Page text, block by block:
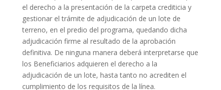
el derecho a la presentación de la carpeta crediticia y
gestionar el trámite de adjudicación de un lote de
terreno, en el predio del programa, quedando dicha
adjudicación firme al resultado de la aprobación
definitiva. De ninguna manera deberá interpretarse que
los Beneficiarios adquieren el derecho a la
adjudicación de un lote, hasta tanto no acrediten el
cumplimiento de los requisitos de la línea.